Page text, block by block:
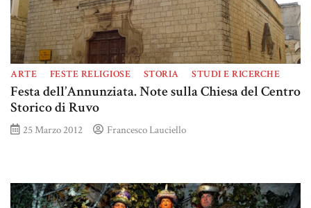
ARTE FESTE RELIGIOSE STORIA STUDI E RICERCHE
Festa dell’Annunziata. Note sulla Chiesa del Centro
Storico di Ruvo
25 Marzo 2012 Francesco Lauciello